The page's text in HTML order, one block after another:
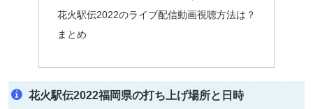
花火駅伝2022のライブ配信動画視聴方法は？
まとめ
花火駅伝2022福岡県の打ち上げ場所と日時